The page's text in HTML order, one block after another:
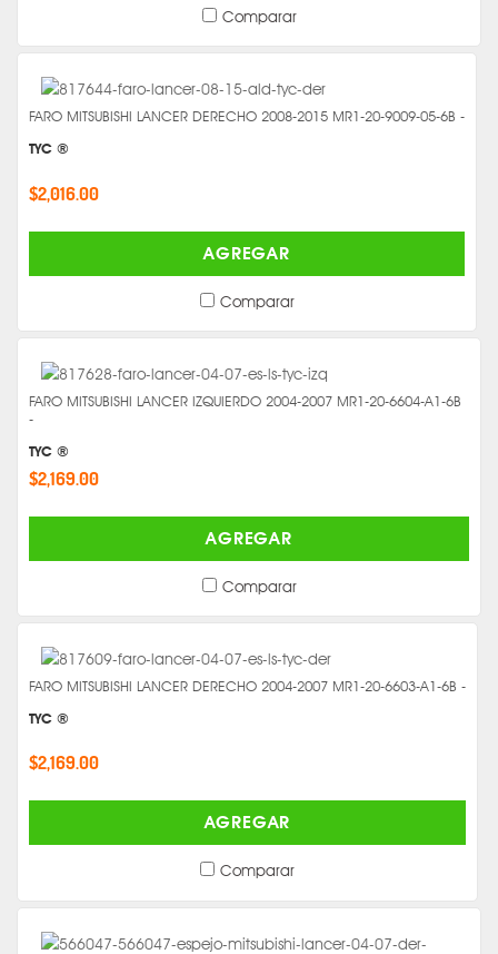
Comparar
FARO MITSUBISHI LANCER DERECHO 2008-2015 MR1-20-9009-05-6B -
TYC ®
$2,016.00
AGREGAR
Comparar
FARO MITSUBISHI LANCER IZQUIERDO 2004-2007 MR1-20-6604-A1-6B
-
TYC ®
$2,169.00
AGREGAR
Comparar
FARO MITSUBISHI LANCER DERECHO 2004-2007 MR1-20-6603-A1-6B -
TYC ®
$2,169.00
AGREGAR
Comparar